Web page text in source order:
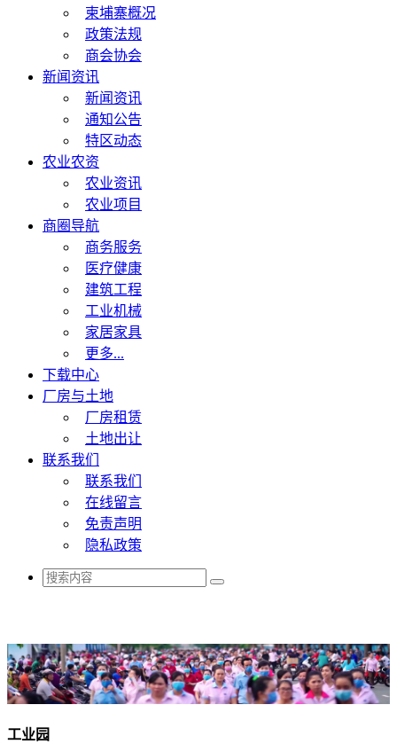
柬埔寨概况
政策法规
商会协会
新闻资讯
新闻资讯
通知公告
特区动态
农业农资
农业资讯
农业项目
商圈导航
商务服务
医疗健康
建筑工程
工业机械
家居家具
更多...
下载中心
厂房与土地
厂房租赁
土地出让
联系我们
联系我们
在线留言
免责声明
隐私政策
工业园